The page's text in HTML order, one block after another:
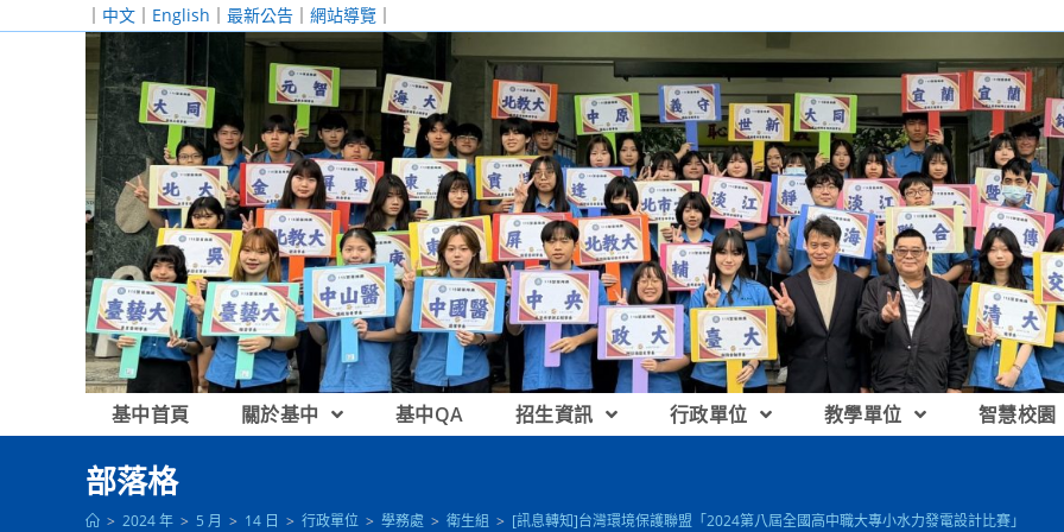
｜ 中文 ｜ English ｜ 最新公告 ｜ 網站導覽 ｜
基中首頁 關於基中 基中QA 招生資訊 行政單位 教學單位 智慧校園
部落格
> 2024 年 > 5 月 > 14 日 > 行政單位 > 學務處 > 衛生組 > [訊息轉知]台灣環境保護聯盟「2024第八屆全國高中職大專小水力發電設計比賽」